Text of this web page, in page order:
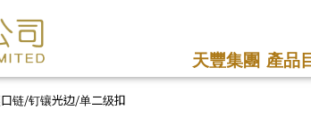
天豐集團 產品
链/钉镶光边/单二级扣